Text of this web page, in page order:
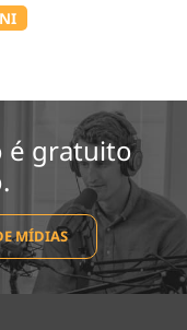
é gratuito
MÍDIAS